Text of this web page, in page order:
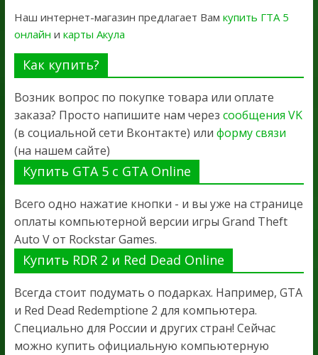
Наш интернет-магазин предлагает Вам купить ГТА 5
онлайн и карты Акула
Как купить?
Возник вопрос по покупке товара или оплате
заказа? Просто напишите нам через сообщения VK
(в социальной сети Вконтакте) или форму связи
(на нашем сайте)
Купить GTA 5 с GTA Online
Всего одно нажатие кнопки - и вы уже на странице
оплаты компьютерной версии игры Grand Theft
Auto V от Rockstar Games.
Купить RDR 2 и Red Dead Online
Всегда стоит подумать о подарках. Например, GTA
и Red Dead Redemptione 2 для компьютера.
Специально для России и других стран! Сейчас
можно купить официальную компьютерную